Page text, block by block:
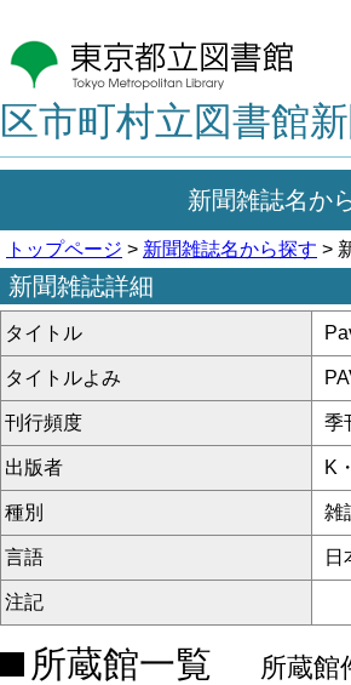
区市町村立図書館
新聞雑誌名か
トップページ > 新聞雑誌名から探す >
新聞雑誌詳細
タイトル
タイトルよみ
刊行頻度 季
出版者 K
種別 雑
言語 日
注記
所蔵館一覧 所蔵館